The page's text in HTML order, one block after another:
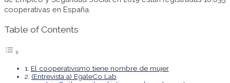
cooperativas en España.
Table of Contents
El cooperativismo tiene nombre de mujer
(Entrevista a) EgaleCo Lab